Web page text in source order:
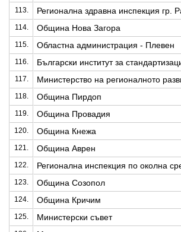
113. Регионална здравна инспекция гр.
114. Община Нова Загора
115. Областна администрация - Плевен
116. Български институт за
117. Министерство на регионалното
118. Община Пирдоп
119. Община Провадия
120. Община Кнежа
121. Община Аврен
122. Регионална инспекция по околна
123. Община Созопол
124. Община Кричим
125. Министерски съвет